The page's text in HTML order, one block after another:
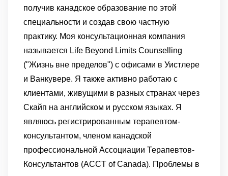
получив канадское образование по этой
специальности и создав свою частную
практику. Моя консультационная компания
называется Life Beyond Limits Counselling
("Жизнь вне пределов") с офисами в Уистлере
и Ванкувере. Я также активно работаю с
клиентами, живущими в разных странах через
Скайп на английском и русском языках. Я
являюсь регистрированным терапевтом-
консультантом, членом канадской
профессиональной Ассоциации Терапевтов-
Консультантов (ACCT of Canada). Проблемы в